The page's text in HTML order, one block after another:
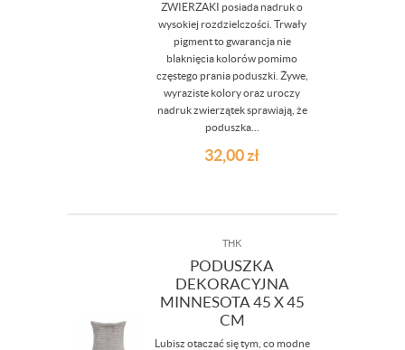
ZWIERZAKI posiada nadruk o
wysokiej rozdzielczości. Trwały
pigment to gwarancja nie
blaknięcia kolorów pomimo
częstego prania poduszki. Żywe,
wyraziste kolory oraz uroczy
nadruk zwierzątek sprawiają, że
poduszka...
32,00zł
THK
PODUSZKA
DEKORACYJNA
MINNESOTA 45 X 45
CM
Lubisz otaczać się tym, co modne